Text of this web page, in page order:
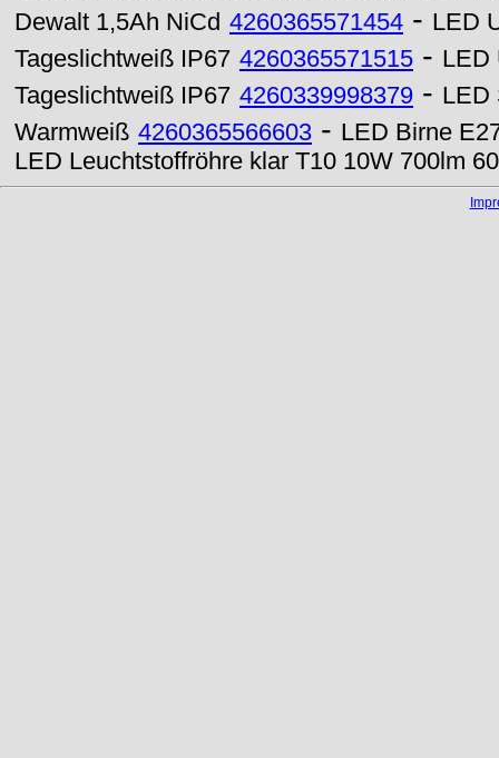
Dewalt 1,5Ah NiCd 4260365571454 - LED
Tageslichtweiß IP67 4260365571515 - LED
Tageslichtweiß IP67 4260339998379 - LED
Warmweiß 4260365566603 - LED Birne
LED Leuchtstoffröhre klar T10 10W 700lm